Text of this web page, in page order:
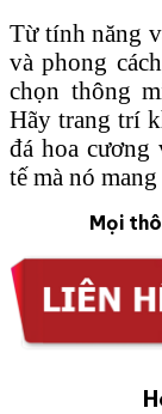
Từ tính năng
và phong
chọn thông
Hãy trang trí
đá hoa cương
tế mà nó
Mọi